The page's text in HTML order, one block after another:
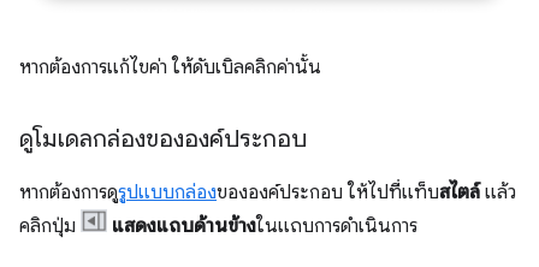
หากต้องการแก้ไขค่า ให้ดับเบิลคลิกค่านั้น
ดูโมเดลกล่องขององค์ประกอบ
หากต้องการดูรูปแบบกล่องขององค์ประกอบ ให้ไปที่แท็บสไตล์แล้ว
คลิกปุ่ม
แสดงแถบด้านข้างในแถบการดำเนินการ